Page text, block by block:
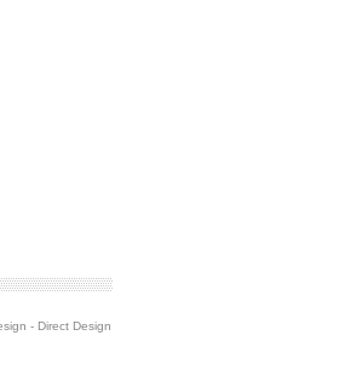
- Direct Design